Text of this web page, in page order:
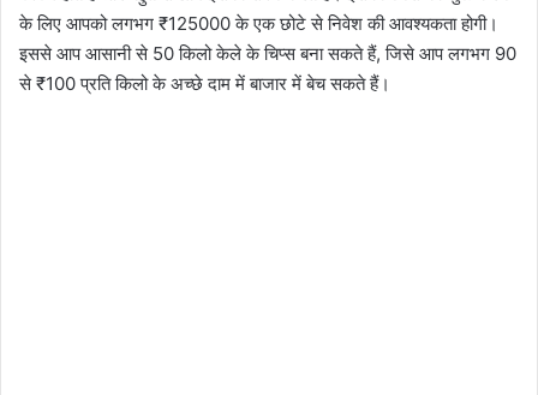
के लिए आपको लगभग ₹125000 के एक छोटे से निवेश की आवश्यकता होगी।
इससे आप आसानी से 50 किलो केले के चिप्स बना सकते हैं, जिसे आप लगभग 90
से ₹100 प्रति किलो के अच्छे दाम में बाजार में बेच सकते हैं।